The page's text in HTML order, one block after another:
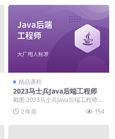
精品课程
2023马士兵Java后端工程师
截图 2023马士兵Java后端工程师
课程目录 ├──1-第一阶段-学前须
知 ...2 年前 154